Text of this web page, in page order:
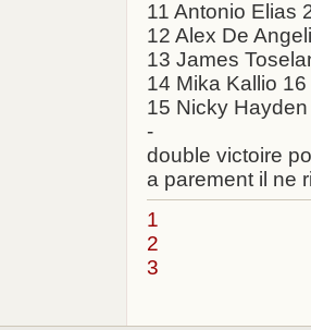
11 Antonio Elias
12 Alex De
13 James
14 Mika Kallio 16
15 Nicky
-
double victoire
a parement il ne
1
2
3